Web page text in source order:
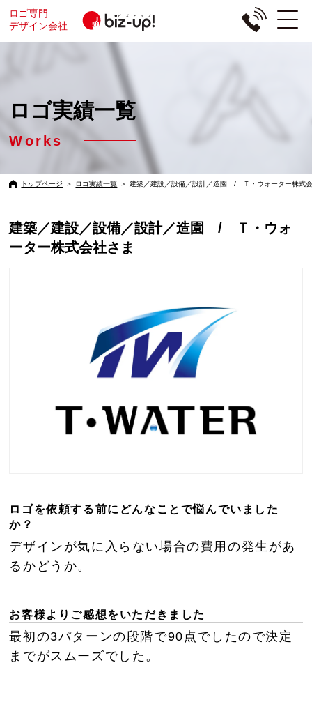
ロゴ専門
デザイン会社
ロゴ実績一覧
Works
トップページ ＞ ロゴ実績一覧 ＞ 建築／建設／設備／設計／造園 / Ｔ・ウォーター株式
建築／建設／設備／設計／造園 / Ｔ・ウォ
ーター株式会社さま
ロゴを依頼する前にどんなことで悩んでいました
か？
デザインが気に入らない場合の費用の発生があ
るかどうか。
お客様よりご感想をいただきました
最初の3パターンの段階で90点でしたので決定
までがスムーズでした。